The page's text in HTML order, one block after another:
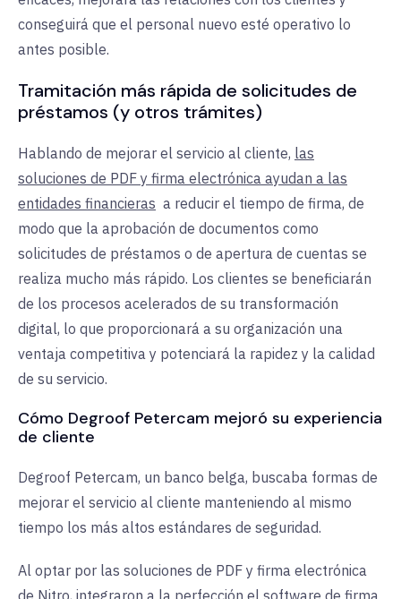
conseguirá que el personal nuevo esté operativo lo
antes posible.
Tramitación más rápida de solicitudes de
préstamos (y otros trámites)
Hablando de mejorar el servicio al cliente, las
soluciones de PDF y firma electrónica ayudan a las
entidades financieras a reducir el tiempo de firma, de
modo que la aprobación de documentos como
solicitudes de préstamos o de apertura de cuentas se
realiza mucho más rápido. Los clientes se beneficiarán
de los procesos acelerados de su transformación
digital, lo que proporcionará a su organización una
ventaja competitiva y potenciará la rapidez y la calidad
de su servicio.
Cómo Degroof Petercam mejoró su experiencia
de cliente
Degroof Petercam, un banco belga, buscaba formas de
mejorar el servicio al cliente manteniendo al mismo
tiempo los más altos estándares de seguridad.
Al optar por las soluciones de PDF y firma electrónica
de Nitro, integraron a la perfección el software de firma